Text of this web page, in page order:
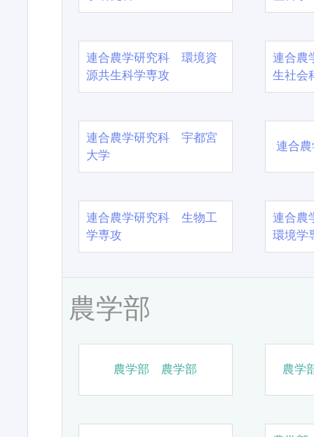
連合農学研究科 環境資
源共生科学専攻
連合農
生社会
連合農学研究科 宇都宮
大学
連合
連合農学研究科 生物工
学専攻
連合農
環境学
農学部
農学部 農学部 農学